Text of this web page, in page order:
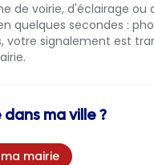
de voirie, d'éclairage ou
quelques secondes :
votre signalement est
ma ville ?
mairie